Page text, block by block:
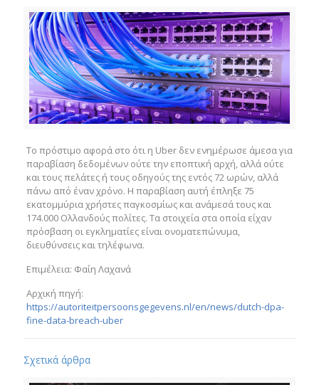
Το πρόστιμο αφορά στο ότι η Uber δεν ενημέρωσε άμεσα για
παραβίαση δεδομένων ούτε την εποπτική αρχή, αλλά ούτε
και τους πελάτες ή τους οδηγούς της εντός 72 ωρών, αλλά
πάνω από έναν χρόνο. Η παραβίαση αυτή έπληξε 75
εκατομμύρια χρήστες παγκοσμίως και ανάμεσά τους και
174.000 Ολλανδούς πολίτες. Τα στοιχεία στα οποία είχαν
πρόσβαση οι εγκληματίες είναι ονοματεπώνυμα,
διευθύνσεις και τηλέφωνα.
Επιμέλεια: Φαίη Λαχανά
Αρχική πηγή:
https://autoriteitpersoonsgegevens.nl/en/news/dutch-dpa-
fine-data-breach-uber
Σχετικά άρθρα